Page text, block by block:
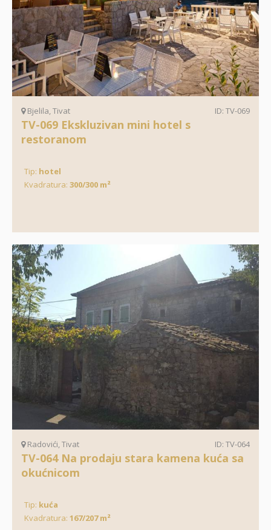
Bjelila, Tivat ID: TV-069
TV-069 Ekskluzivan mini hotel s
restoranom
Tip: hotel
Kvadratura: 300/300 m²
Radovići, Tivat ID: TV-064
TV-064 Na prodaju stara kamena kuća sa
okućnicom
Tip: kuća
Kvadratura: 167/207 m²